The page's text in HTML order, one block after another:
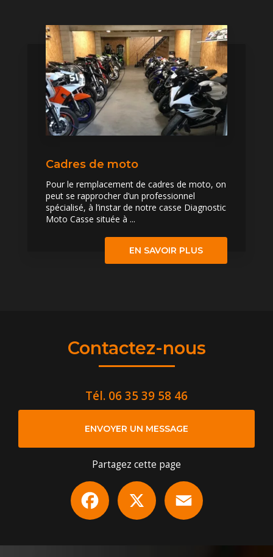
Cadres de moto
Pour le remplacement de cadres de moto, on
peut se rapprocher d’un professionnel
spécialisé, à l’instar de notre casse Diagnostic
Moto Casse située à ...
EN SAVOIR PLUS
Contactez-nous
Tél. 06 35 39 58 46
ENVOYER UN MESSAGE
Partagez cette page
Facebook